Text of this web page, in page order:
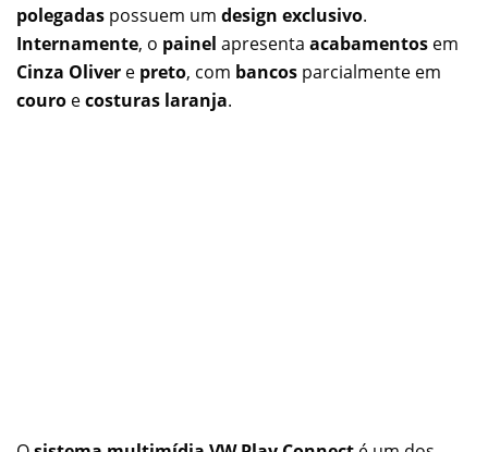
polegadas possuem um design exclusivo.
Internamente, o painel apresenta acabamentos em
Cinza Oliver e preto, com bancos parcialmente em
couro ecosturas laranja.